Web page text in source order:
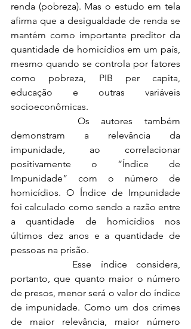
renda (pobreza). Mas o estudo em tela
afirma que a desigualdade de renda se
mantém como importante preditor da
quantidade de homicídios em um país,
mesmo quando se controla por fatores
como pobreza, PIB per capita,
educação e outras variáveis
socioeconômicas.
demonstram a relevância da
impunidade, ao correlacionar
positivamente o “Índice de
Impunidade” com o número de
homicídios. O Índice de Impunidade
foi calculado como sendo a razão entre
a quantidade de homicídios nos
últimos dez anos e a quantidade de
pessoas na prisão.
portanto, que quanto maior o número
de presos, menor será o valor do índice
de impunidade. Como um dos crimes
de maior relevância, maior número